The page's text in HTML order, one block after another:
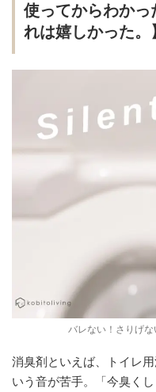
使ってからわかっ
れは嬉しかった。】
バレない！さりげな
消臭剤といえば、トイレ
いう音が苦手。「今臭く